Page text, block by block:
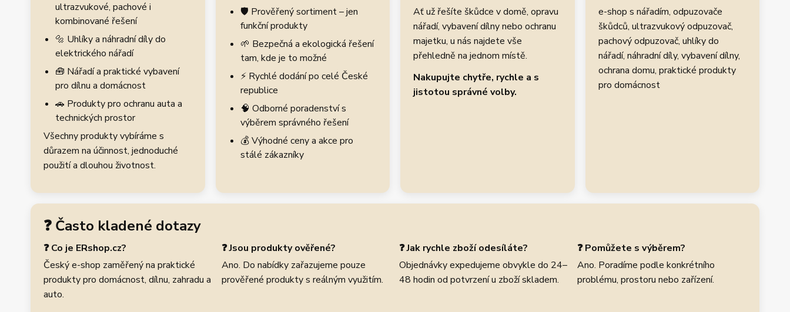
ultrazvukové, pachové i
kombinované řešení
🔩 Uhlíky a náhradní díly do
elektrického nářadí
🧰 Nářadí a praktické vybavení
pro dílnu a domácnost
🚗 Produkty pro ochranu auta a
technických prostor
Všechny produkty vybíráme s
důrazem na účinnost, jednoduché
použití a dlouhou životnost.
🛡️ Prověřený sortiment – jen
funkční produkty
🌱 Bezpečná a ekologická řešení
tam, kde je to možné
⚡ Rychlé dodání po celé České
republice
🧠 Odborné poradenství s
výběrem správného řešení
💰 Výhodné ceny a akce pro
stálé zákazníky
Ať už řešíte škůdce v domě, opravu
nářadí, vybavení dílny nebo ochranu
majetku, u nás najdete vše
přehledně na jednom místě.
Nakupujte chytře, rychle a s
jistotou správné volby.
e-shop s nářadím, odpuzovače
škůdců, ultrazvukový odpuzovač,
pachový odpuzovač, uhlíky do
nářadí, náhradní díly, vybavení dílny,
ochrana domu, praktické produkty
pro domácnost
❓ Často kladené dotazy
❓ Co je ERshop.cz?
Český e-shop zaměřený na praktické
produkty pro domácnost, dílnu, zahradu a
auto.
❓ Jsou produkty ověřené?
Ano. Do nabídky zařazujeme pouze
prověřené produkty s reálným využitím.
❓ Jak rychle zboží odesíláte?
Objednávky expedujeme obvykle do 24–
48 hodin od potvrzení u zboží skladem.
❓ Pomůžete s výběrem?
Ano. Poradíme podle konkrétního
problému, prostoru nebo zařízení.